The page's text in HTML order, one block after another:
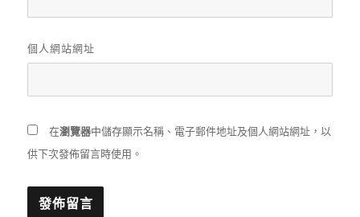
個人網站網址
在瀏覽器中儲存顯示名稱、電子郵件地址及個人網站網址，以
供下次發佈留言時使用。